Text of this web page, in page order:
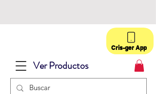
Ver Productos
Cris-ger App